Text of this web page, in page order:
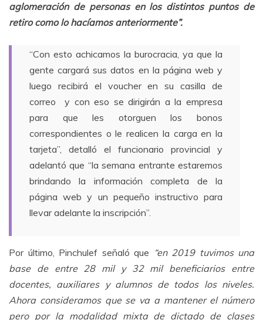
aglomeración de personas en los distintos puntos de
retiro como lo hacíamos anteriormente”.
“Con esto achicamos la burocracia, ya que la
gente cargará sus datos en la página web y
luego recibirá el voucher en su casilla de
correo y con eso se dirigirán a la empresa
para que les otorguen los bonos
correspondientes o le realicen la carga en la
tarjeta”, detalló el funcionario provincial y
adelantó que “la semana entrante estaremos
brindando la información completa de la
página web y un pequeño instructivo para
llevar adelante la inscripción”.
Por último, Pinchulef señaló que “en 2019 tuvimos una
base de entre 28 mil y 32 mil beneficiarios entre
docentes, auxiliares y alumnos de todos los niveles.
Ahora consideramos que se va a mantener el número
pero por la modalidad mixta de dictado de clases